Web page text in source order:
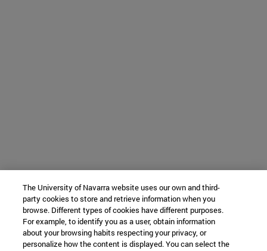
The University of Navarra website uses our own and third-
party cookies to store and retrieve information when you
browse. Different types of cookies have different purposes.
For example, to identify you as a user, obtain information
about your browsing habits respecting your privacy, or
personalize how the content is displayed. You can select the